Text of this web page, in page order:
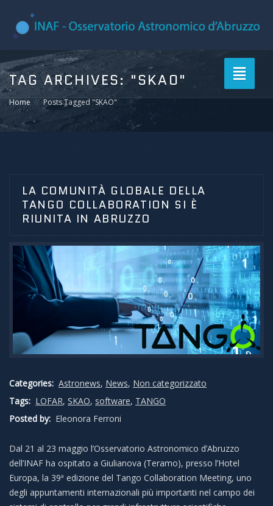
Toggle
TAG ARCHIVES: "SKAO"
Home Posts Tagged "SKAO"
LA COMUNITÀ GLOBALE DELLA
TANGO COLLABORATION SI È
RIUNITA IN ABRUZZO
Categories: Astronews, News, Non categorizzato
Tags: LOFAR,SKAO, software, TANGO
Posted by: Eleonora Ferroni
Dal 21 al 23 maggio l’Osservatorio Astronomico d’Abruzzo
dell’INAF ha ospitato a Giulianova (Teramo), presso l’Hotel
Europa, la 39ª edizione del Tango Collaboration Meeting, uno
degli appuntamenti internazionali più importanti nel campo dei